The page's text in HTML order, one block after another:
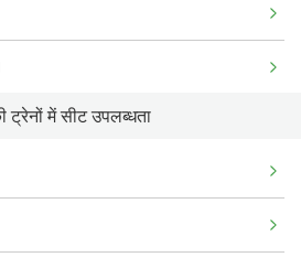
ट्रेनों में सीट उपलब्धता